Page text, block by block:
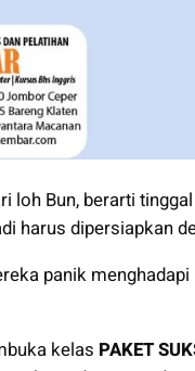
loh Bun, berarti
harus dipersiapkan
panik
kelas PAKET